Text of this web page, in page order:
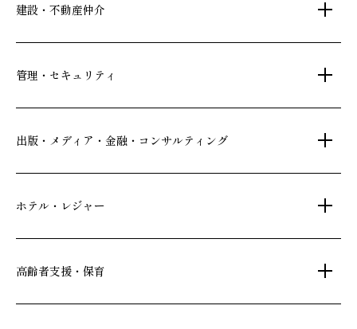
建設・不動産仲介
新築分譲マンション・新築戸建
賃貸・売買物件情報
一括寮仲介
不動産投資
管理・セキュリティ
社宅代行
ビル管理
24時間コールセンター
出版・メディア・金融・コンサルティング
書籍・コミック
住宅ローン
ホテル・レジャー
シティ・リゾートホテル
札幌・京都・沖縄
高齢者支援・保育